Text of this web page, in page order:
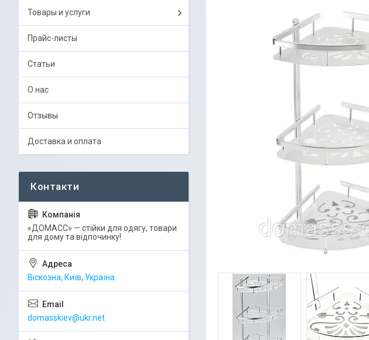
Товары и услуги
Прайс-листы
Статьи
О нас
Отзывы
Доставка и оплата
«ДОМАСС» — стійки для одягу, товари
для дому та відпочинку!
Віскозна, Київ, Україна
domasskiev@ukr.net